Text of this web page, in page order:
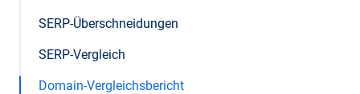
SERP-Überschneidungen
SERP-Vergleich
Domain-Vergleichsbericht